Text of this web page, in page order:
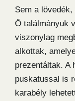
Sem a
Ő találmányuk
viszonylag
alkottak,
prezentáltak. A
puskatussal is
karabély